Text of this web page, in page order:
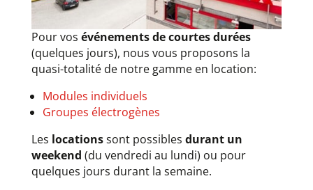
Pour vos événements de courtes durées
(quelques jours), nous vous proposons la
quasi-totalité de notre gamme en location:
Modules individuels
Groupes électrogènes
Les locationssont possibles durant un
weekend (du vendredi au lundi) ou pour
quelques jours durant la semaine.